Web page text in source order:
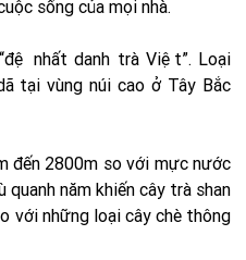
sống của mọi nhà.
nhất danh trà Việt”. Loại
tại vùng núi cao ở Tây Bắc
đến 2800m so với mực nước
năm khiến cây trà shan
với những loại cây chè thông